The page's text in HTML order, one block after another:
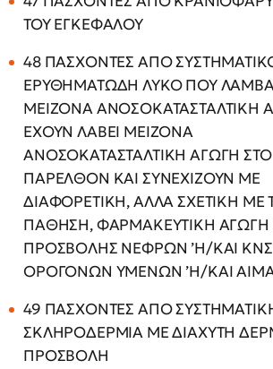
ΤΟΥ ΕΓΚΕΦΑΛΟΥ
48 ΠΑΣΧΟΝΤΕΣ ΑΠΟ
ΕΡΥΘΗΜΑΤΩΔΗ ΛΥΚΟ ΠΟΥ
ΜΕΙΖΟΝΑ ΑΝΟΣΟΚΑΤΑΣΤΑΛΤΙΚΗ
ΕΧΟΥΝ ΛΑΒΕΙ ΜΕΙΖΟΝΑ
ΑΝΟΣΟΚΑΤΑΣΤΑΛΤΙΚΗ ΑΓΩΓΗ ΣΤΟ
ΠΑΡΕΛΘΟΝ ΚΑΙ ΣΥΝΕΧΙΖΟΥΝ ΜΕ
ΔΙΑΦΟΡΕΤΙΚΗ, ΑΛΛΑ ΣΧΕΤΙΚΗ ΜΕ
ΠΑΘΗΣΗ, ΦΑΡΜΑΚΕΥΤΙΚΗ
ΠΡΟΣΒΟΛΗΣ ΝΕΦΡΩΝ ’Η/ΚΑΙ ΚΝΣ
ΟΡΟΓΟΝΩΝ ΥΜΕΝΩΝ ’Η/ΚΑΙ
49 ΠΑΣΧΟΝΤΕΣ ΑΠΟ
ΣΚΛΗΡΟΔΕΡΜΙΑ ΜΕ ΔΙΑΧΥΤΗ
ΠΡΟΣΒΟΛΗ